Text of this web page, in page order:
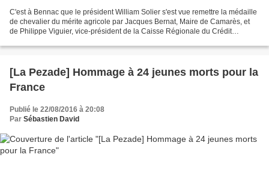
C'est à Bennac que le président William Solier s'est vue remettre la médaille
de chevalier du mérite agricole par Jacques Bernat, Maire de Camarès, et
de Philippe Viguier, vice-président de la Caisse Régionale du Crédit
[La Pezade] Hommage à 24 jeunes morts pour la
France
Publié le 22/08/2016 à 20:08
Par Sébastien David